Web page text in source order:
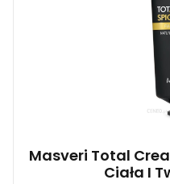
Masveri Total
Ciała I